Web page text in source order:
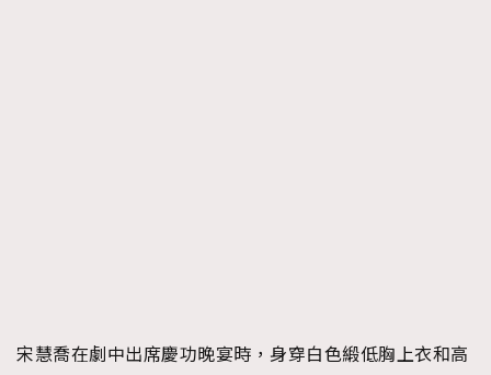
宋慧喬在劇中出席慶功晚宴時，身穿白色緞低胸上衣和高